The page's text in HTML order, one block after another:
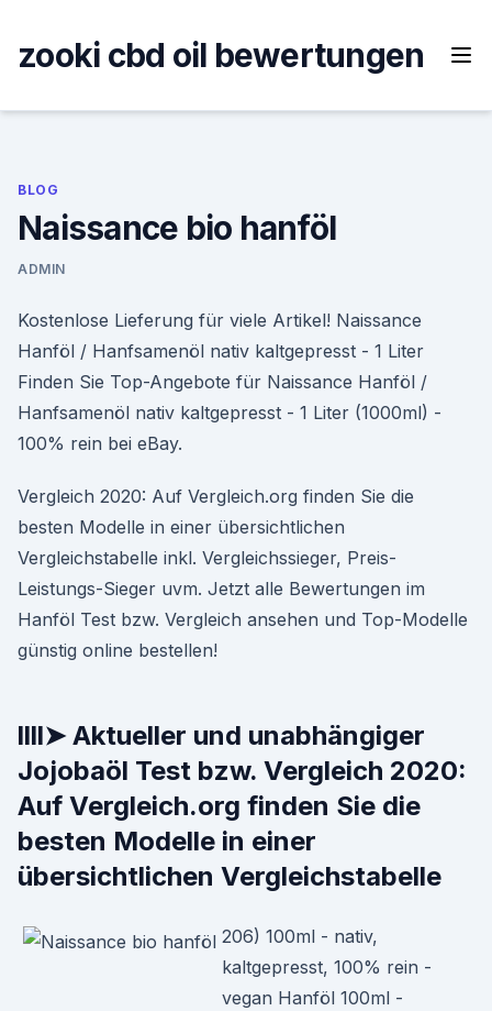
content
zooki cbd oil bewertungen
BLOG
Naissance bio hanföl
ADMIN
Kostenlose Lieferung für viele Artikel! Naissance
Hanföl / Hanfsamenöl nativ kaltgepresst - 1 Liter
Finden Sie Top-Angebote für Naissance Hanföl /
Hanfsamenöl nativ kaltgepresst - 1 Liter (1000ml) -
100% rein bei eBay.
Vergleich 2020: Auf Vergleich.org finden Sie die
besten Modelle in einer übersichtlichen
Vergleichstabelle inkl. Vergleichssieger, Preis-
Leistungs-Sieger uvm. Jetzt alle Bewertungen im
Hanföl Test bzw. Vergleich ansehen und Top-Modelle
günstig online bestellen!
llll➤ Aktueller und unabhängiger
Jojobaöl Test bzw. Vergleich 2020:
Auf Vergleich.org finden Sie die
besten Modelle in einer
übersichtlichen Vergleichstabelle
206) 100ml - nativ,
kaltgepresst, 100% rein -
vegan Hanföl 100ml -